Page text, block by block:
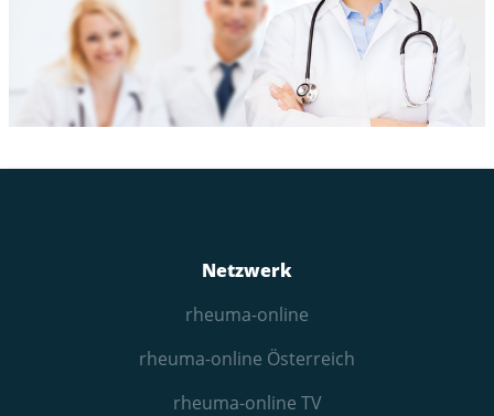
Netzwerk
rheuma-online
rheuma-online Österreich
rheuma-online TV